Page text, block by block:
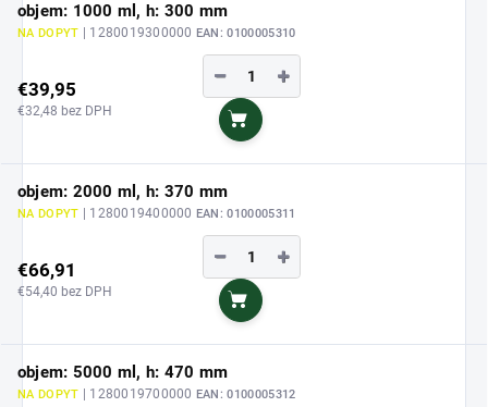
objem: 1000 ml, h: 300 mm
NA DOPYT | 1280019300000 EAN: 0100005310
€39,95
€32,48 bez DPH
+
−
Do košíka
objem: 2000 ml, h: 370 mm
NA DOPYT | 1280019400000 EAN: 0100005311
€66,91
€54,40 bez DPH
+
−
Do košíka
objem: 5000 ml, h: 470 mm
NA DOPYT | 1280019700000 EAN: 0100005312